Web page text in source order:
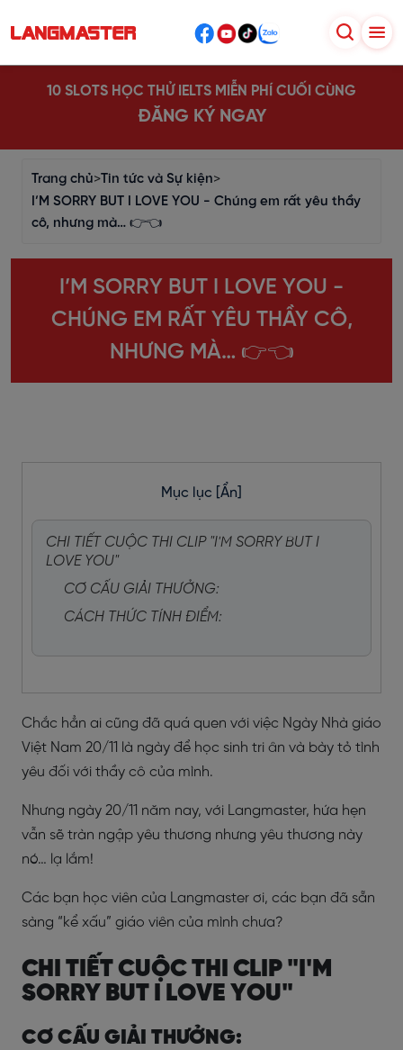
10 SLOTS HỌC THỬ IELTS MIỄN PHÍ CUỐI CÙNG
ĐĂNG KÝ NGAY
Trang chủ>Tin tức và Sự kiện>
I’M SORRY BUT I LOVE YOU - Chúng em rất yêu thầy
cô, nhưng mà… 👉👈
I’M SORRY BUT I LOVE YOU -
CHÚNG EM RẤT YÊU THẦY CÔ,
NHƯNG MÀ… 👉👈
Mục lục [Ẩn]
CHI TIẾT CUỘC THI CLIP "I'M SORRY BUT I
LOVE YOU"
CƠ CẤU GIẢI THƯỞNG:
CÁCH THỨC TÍNH ĐIỂM:
Chắc hẳn ai cũng đã quá quen với việc Ngày Nhà giáo
Việt Nam 20/11 là ngày để học sinh tri ân và bày tỏ tình
yêu đối với thầy cô của mình.
Nhưng ngày 20/11 năm nay, với Langmaster, hứa hẹn
vẫn sẽ tràn ngập yêu thương nhưng yêu thương này
nó… lạ lắm!
Các bạn học viên của Langmaster ơi, các bạn đã sẵn
sàng “kể xấu” giáo viên của mình chưa?
CHI TIẾT CUỘC THI CLIP "I'M
SORRY BUT I LOVE YOU"
CƠ CẤU GIẢI THƯỞNG: